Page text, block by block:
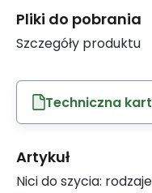
Pliki do pobrania
Szczegóły produktu
Techniczna
Artykuł
Nici do szycia: